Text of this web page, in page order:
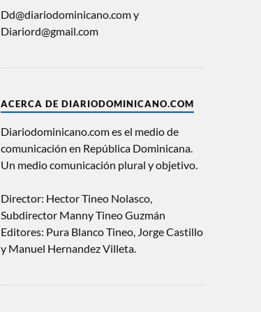
Dd@diariodominicano.com y
Diariord@gmail.com
ACERCA DE DIARIODOMINICANO.COM
Diariodominicano.com es el medio de
comunicación en República Dominicana.
Un medio comunicación plural y objetivo.
Director: Hector Tineo Nolasco,
Subdirector Manny Tineo Guzmán
Editores: Pura Blanco Tineo, Jorge Castillo
y Manuel Hernandez Villeta.